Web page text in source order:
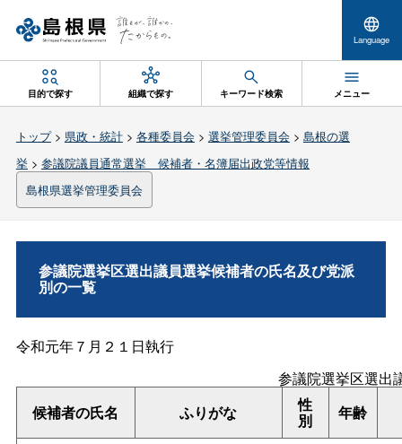
Language
目的で探す 組織で探す キーワード検索 メニュー
トップ> 県政・統計> 各種委員会 > 選挙管理委員会 > 島根の選
挙> 参議院議員通常選挙 候補者・名簿届出政党等情報
島根県選挙管理委員会
参議院選挙区選出議員選挙候補者の氏名及び党派
別の一覧
令和元年７月２１日執行
参議院選挙区選出
候補者の氏名
ふりがな 性
別 年齢